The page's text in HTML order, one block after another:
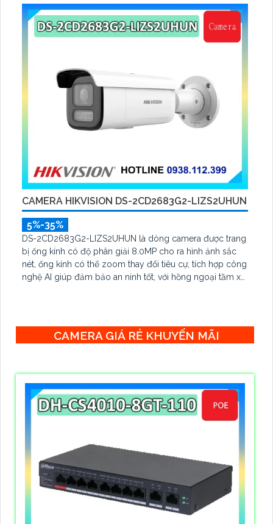
CAMERA HIKVISION DS-2CD2683G2-LIZS2UHUN
5%-35%
DS-2CD2683G2-LIZS2UHUN là dòng camera được trang
bị ống kính có độ phân giải 8.0MP cho ra hình ảnh sắc
nét, ống kính có thể zoom thay đổi tiêu cự, tích hợp công
nghệ AI giúp đảm bảo an ninh tốt, với hồng ngoại tầm xa
CAMERA GIÁ RẺ KHUYẾN MÃI